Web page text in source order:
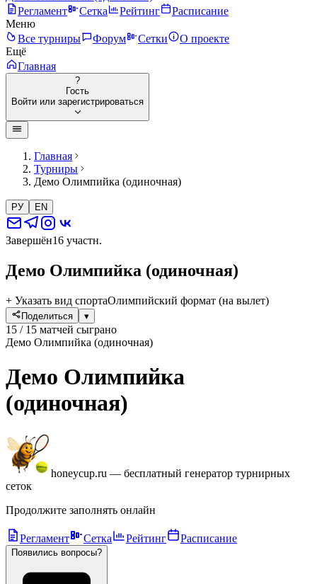
Регламент
Сетка Рейтинг
Расписание
Меню
Все турниры
Форум Сетки
О проекте
Ещё
Главная
?
Гость
Войти или зарегистрироваться
Главная
Турниры
Демо Олимпийка (одиночная)
РУ EN
Завершён16 участн.
Демо Олимпийка (одиночная)
+ Указать вид спортаОлимпийский формат (на вылет)
Поделиться ▾
15 / 15 матчей сыграно
Демо Олимпийка (одиночная)
Демо Олимпийка
(одиночная)
honeycup.ru — бесплатный генератор турнирных
сеток
Продолжите заполнять онлайн
Регламент Сетка Рейтинг Расписание
Появились вопросы?